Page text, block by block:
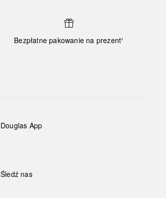
Bezpłatne pakowanie na prezent¹
Douglas App
Śledź nas